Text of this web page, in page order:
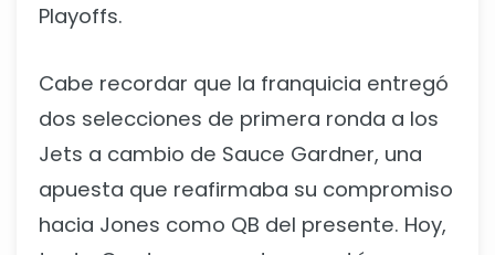
Playoffs.
Cabe recordar que la franquicia entregó
dos selecciones de primera ronda a los
Jets a cambio de Sauce Gardner, una
apuesta que reafirmaba su compromiso
hacia Jones como QB del presente. Hoy,